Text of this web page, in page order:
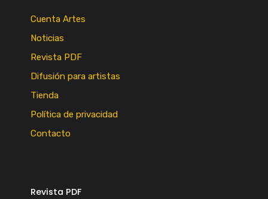
Cuenta Artes
Noticias
Revista PDF
Difusión para artistas
Tienda
Política de privacidad
Contacto
Revista PDF